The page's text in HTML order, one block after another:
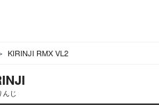
KIRINJI RMX VL2
んじ